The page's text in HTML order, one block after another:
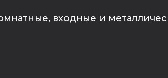
входные и